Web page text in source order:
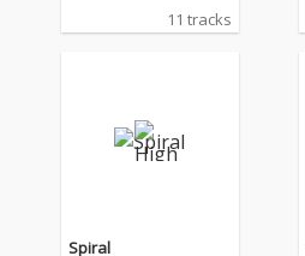
ーアルバム『Somewh
ere Between』。 本作
をYuto Uchino(Vo / Sy
nth)が手がけている。
掛けるJoe Lambertが
11 tracks
Spiral